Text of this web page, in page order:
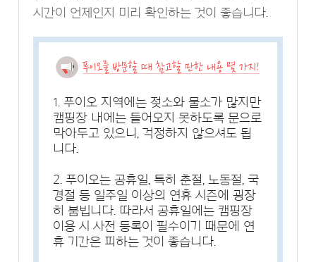
시간이 언제인지 미리 확인하는 것이 좋습니다.
1. 푸이오 지역에는 젖소와 물소가 많지만
캠핑장 내에는 들어오지 못하도록 문으로
막아두고 있으니, 걱정하지 않으셔도 됩
니다.
2. 푸이오는 공휴일, 특히 춘절, 노동절, 국
경절 등 일주일 이상의 연휴 시즌에 굉장
히 붐빕니다. 따라서 공휴일에는 캠핑장
이용 시 사전 등록이 필수이기 때문에 연
휴 기간은 피하는 것이 좋습니다.